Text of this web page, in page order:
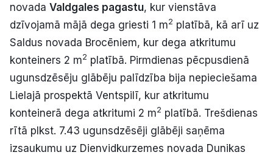
novada Valdgales pagastu, kur vienstāva
dzīvojamā mājā dega griesti 1 m2 platībā, kā arī uz
Saldus novada Brocēniem, kur dega atkritumu
konteiners 2 m2 platībā. Pirmdienas pēcpusdienā
ugunsdzēsēju glābēju palīdzība bija nepieciešama
Lielajā prospektā Ventspilī, kur atkritumu
konteinerā dega atkritumi 2 m2 platībā. Trešdienas
rītā plkst. 7.43 ugunsdzēsēji glābēji saņēma
izsaukumu uz Dienvidkurzemes novada Dunikas